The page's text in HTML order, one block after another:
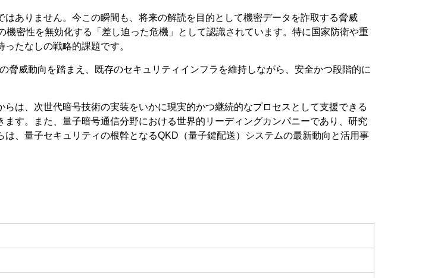
ありません。今この瞬間も、将来の解読を目的として機密データを詐取する脅威
機密性を無効化する「差し迫った危機」として認識されています。特に国家防衛や重
たなしの戦略的課題です。
脅威動向を踏まえ、既存のセキュリティインフラを維持しながら、安全かつ段階的に
は、次世代暗号技術の実装をいかに現実的かつ継続的なプロセスとして支援できる
す。また、量子暗号通信分野における世界的リーディングカンパニーであり、研究
、量子セキュリティの根幹となるQKD（量子鍵配送）システムの最新動向と活用事